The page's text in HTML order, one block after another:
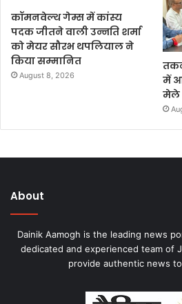
कॉमनवेल्थ गेम्स में कांस्य
पदक जीतने वाली उन्नति शर्मा
को मेयर सौरभ थपलियाल ने
किया सम्मानित
August 8, 2026
में
मेले
About
Dainik Aamogh is the leading news
dedicated and experienced team of
provide authentic news